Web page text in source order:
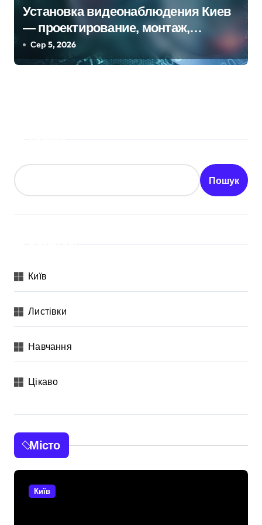
Установка видеонаблюдения Киев
— проектирование, монтаж,
настройка
Сер 5, 2026
Пошук
Київ
Листівки
Навчання
Цікаво
Місто
Київ